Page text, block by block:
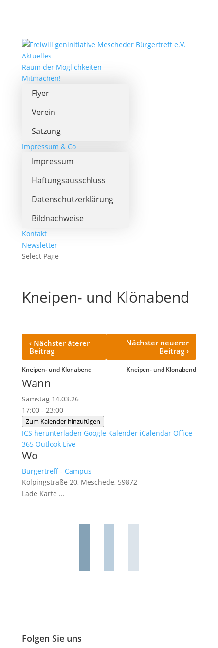
Aktuelles
Raum der Möglichkeiten
Mitmachen!
Flyer
Verein
Satzung
Impressum & Co
Impressum
Haftungsausschluss
Datenschutzerklärung
Bildnachweise
Kontakt
Newsletter
Select Page
Kneipen- und Klönabend
‹Nächster äterer
Beitrag
Kneipen- und Klönabend
Nächster neuerer
Beitrag›
Kneipen- und Klönabend
Wann
Samstag 14.03.26
17:00 - 23:00
Zum Kalender hinzufügen
ICS herunterladen Google Kalender iCalendar Office
365 Outlook Live
Wo
Bürgertreff - Campus
Kolpingstraße 20, Meschede, 59872
Lade Karte ...
Folgen Sie uns